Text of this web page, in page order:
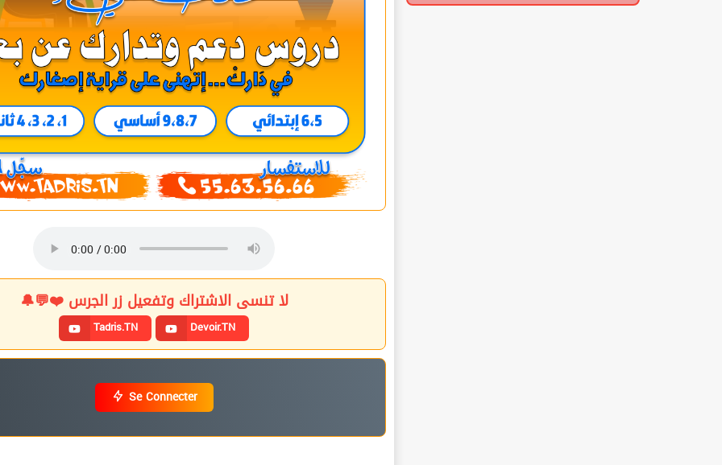
لا تنسى الاشتراك وتفعيل زر الجرس ❤️💬🔔
Tadris.TN Devoir.TN
Se Connecter